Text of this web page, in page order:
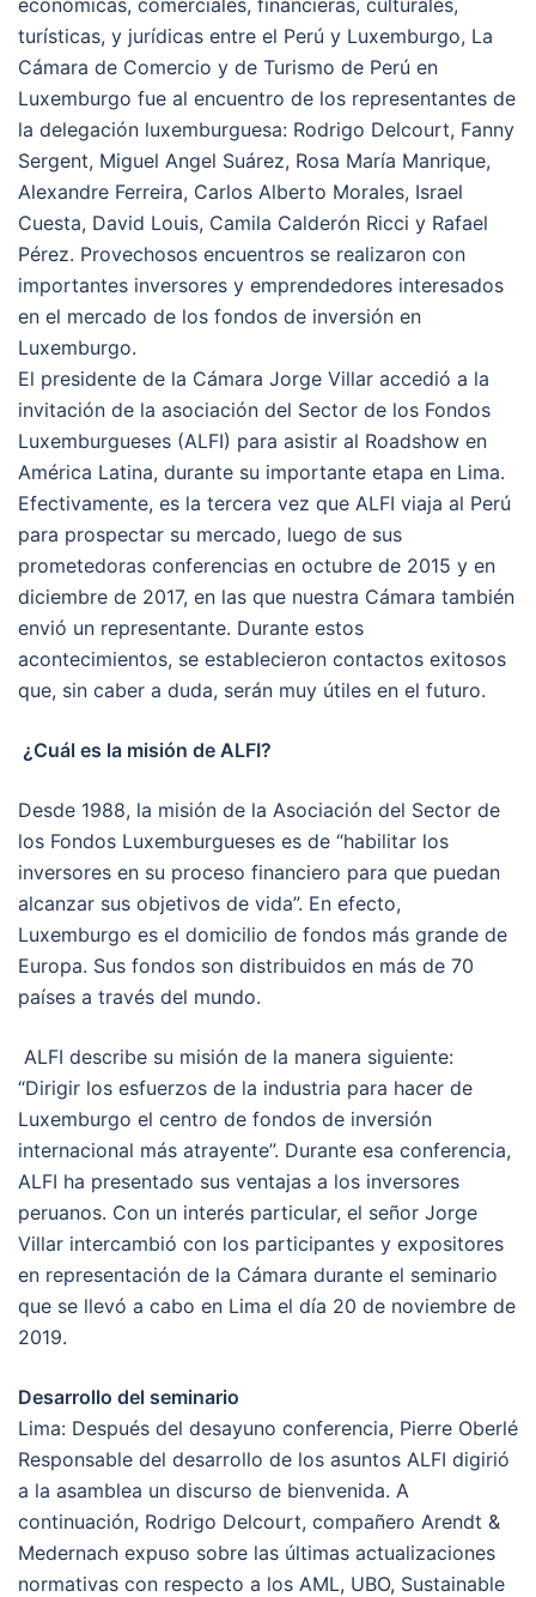
económicas, comerciales, financieras, culturales,
turísticas, y jurídicas entre el Perú y Luxemburgo, La
Cámara de Comercio y de Turismo de Perú en
Luxemburgo fue al encuentro de los representantes de
la delegación luxemburguesa: Rodrigo Delcourt, Fanny
Sergent, Miguel Angel Suárez, Rosa María Manrique,
Alexandre Ferreira, Carlos Alberto Morales, Israel
Cuesta, David Louis, Camila Calderón Ricci y Rafael
Pérez. Provechosos encuentros se realizaron con
importantes inversores y emprendedores interesados
en el mercado de los fondos de inversión en
Luxemburgo.
El presidente de la Cámara Jorge Villar accedió a la
invitación de la asociación del Sector de los Fondos
Luxemburgueses (ALFI) para asistir al Roadshow en
América Latina, durante su importante etapa en Lima.
Efectivamente, es la tercera vez que ALFI viaja al Perú
para prospectar su mercado, luego de sus
prometedoras conferencias en octubre de 2015 y en
diciembre de 2017, en las que nuestra Cámara también
envió un representante. Durante estos
acontecimientos, se establecieron contactos exitosos
que, sin caber a duda, serán muy útiles en el futuro.
¿Cuál es la misión de ALFI?
Desde 1988, la misión de la Asociación del Sector de
los Fondos Luxemburgueses es de “habilitar los
inversores en su proceso financiero para que puedan
alcanzar sus objetivos de vida”. En efecto,
Luxemburgo es el domicilio de fondos más grande de
Europa. Sus fondos son distribuidos en más de 70
países a través del mundo.
ALFI describe su misión de la manera siguiente:
“Dirigir los esfuerzos de la industria para hacer de
Luxemburgo el centro de fondos de inversión
internacional más atrayente”. Durante esa conferencia,
ALFI ha presentado sus ventajas a los inversores
peruanos. Con un interés particular, el señor Jorge
Villar intercambió con los participantes y expositores
en representación de la Cámara durante el seminario
que se llevó a cabo en Lima el día 20 de noviembre de
2019.
Desarrollo del seminario
Lima: Después del desayuno conferencia, Pierre Oberlé
Responsable del desarrollo de los asuntos ALFI digirió
a la asamblea un discurso de bienvenida. A
continuación, Rodrigo Delcourt, compañero Arendt &
Medernach expuso sobre las últimas actualizaciones
normativas con respecto a los AML, UBO, Sustainable